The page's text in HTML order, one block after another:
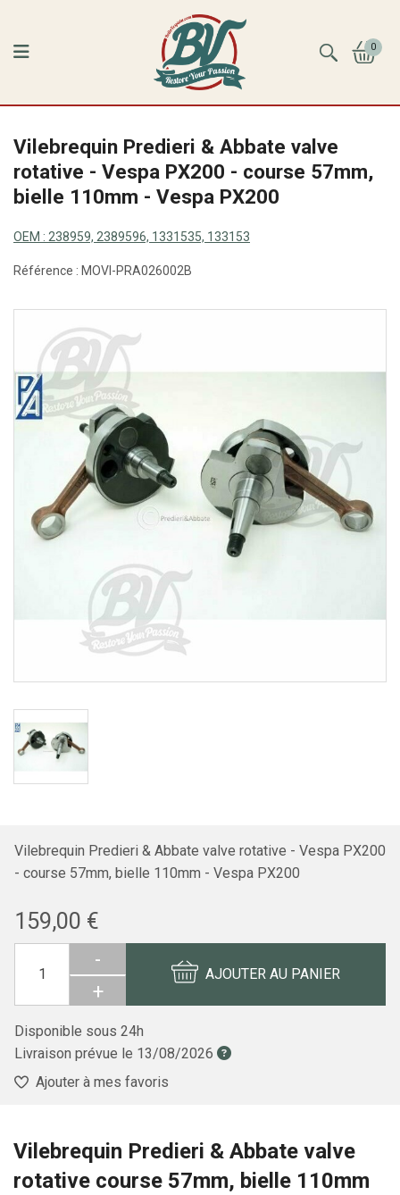
0
Vilebrequin Predieri & Abbate valve
rotative - Vespa PX200 - course 57mm,
bielle 110mm - Vespa PX200
OEM : 238959, 2389596, 1331535, 133153
Référence : MOVI-PRA026002B
Vilebrequin Predieri & Abbate valve rotative - Vespa PX200
- course 57mm, bielle 110mm - Vespa PX200
159,00 €
-
+
AJOUTER AU PANIER
Disponible sous 24h
Livraison prévue le 13/08/2026
Ajouter à mes favoris
Vilebrequin Predieri & Abbate valve
rotative course 57mm, bielle 110mm